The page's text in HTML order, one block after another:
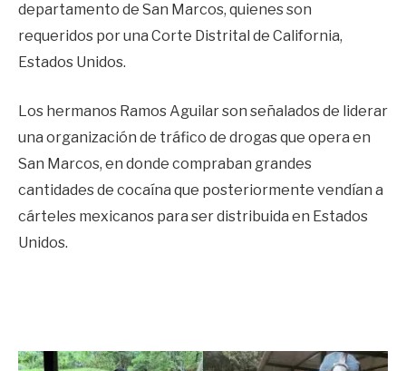
departamento de San Marcos, quienes son
requeridos por una Corte Distrital de California,
Estados Unidos.
Los hermanos Ramos Aguilar son señalados de liderar
una organización de tráfico de drogas que opera en
San Marcos, en donde compraban grandes
cantidades de cocaína que posteriormente vendían a
cárteles mexicanos para ser distribuida en Estados
Unidos.